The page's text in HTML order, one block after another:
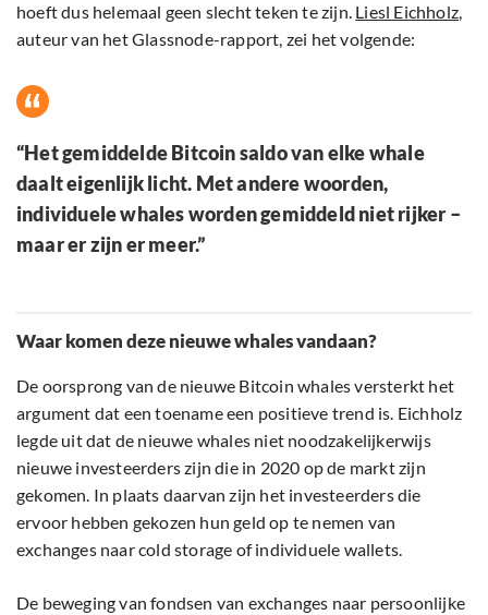
hoeft dus helemaal geen slecht teken te zijn. Liesl Eichholz,
auteur van het Glassnode-rapport, zei het volgende:
“Het gemiddelde Bitcoin saldo van elke whale
daalt eigenlijk licht. Met andere woorden,
individuele whales worden gemiddeld niet rijker –
maar er zijn er meer.”
Waar komen deze nieuwe whales vandaan?
De oorsprong van de nieuwe Bitcoin whales versterkt het
argument dat een toename een positieve trend is. Eichholz
legde uit dat de nieuwe whales niet noodzakelijkerwijs
nieuwe investeerders zijn die in 2020 op de markt zijn
gekomen. In plaats daarvan zijn het investeerders die
ervoor hebben gekozen hun geld op te nemen van
exchanges naar cold storage of individuele wallets.
De beweging van fondsen van exchanges naar persoonlijke